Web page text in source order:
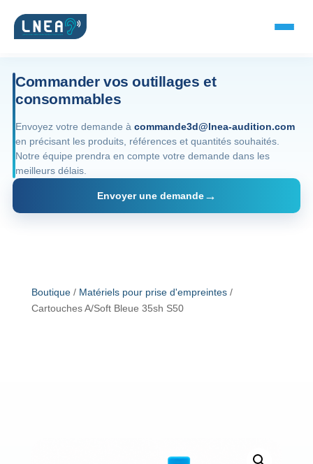
SOLUTIONS AUDITIVES
Embouts BTE
Micro-embouts
Embouts protecteurs
Commander vos outillages et
consommables
Envoyez votre demande à commande3d@lnea-audition.com
en précisant les produits, références et quantités souhaités.
Notre équipe prendra en compte votre demande dans les
meilleurs délais.
Envoyer une demande
Boutique/ Matériels pour prise d'empreintes/
Cartouches A/Soft Bleue 35sh S50